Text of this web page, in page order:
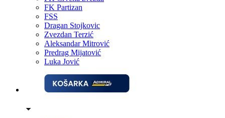
FK Partizan
FSS
Dragan Stojkovic
Zvezdan Terzić
Aleksandar Mitrović
Predrag Mijatović
Luka Jović